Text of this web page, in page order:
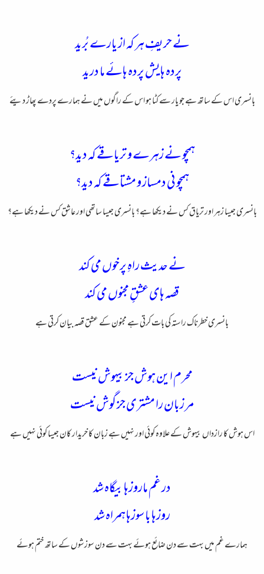
نے حریفِ هر که از یارے بُرید
پرده هایش پرده هائے ما درید
بانسری اس کے ساتھ ہے جو یار سے کٹا ہو اس کے راگوں میں نے ہمارے پردے پھاڑ دیئے
همچو نے زهرے و تریاقے که دید؟
همچو نی دمساز و مشتاقے که دید؟
بانسری جیسا زہر اور تریاق کس نے دیکھا ہے؟ بانسری جیسا ساتھی اور عاشق کس نے دیکھا ہے؟
نے حدیث راهِ پرخوں می کند
قصه های عشقِِ مجنوں می کند
بانسری خطرناک راستہ کی بات کرتی ہے مجنون کے عشق قصہ بیان کرتی ہے
محرم این هوش جز بیهوش نیست
مر زبان را مشتری جز گوش نیست
اس ہوش کا رازداں بیہوش کے علاوہ کوئی اور نہیں ہے زبان کا خریدار کان جیسا کوئی نہیں ہے
در غم ماروزها بیگاه شد
روزها با سوزها همراه شد
ہمارے غم میں بہت سے دن ضائع ہوئے بہت سے دن سوزشوں کے ساتھ ختم ہوئے